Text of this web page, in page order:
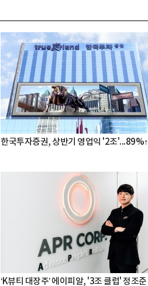
한국투자증권, 상반기 영업익 '2조'...89%↑
‘K뷰티 대장주’ 에이피알, '3조 클럽' 정조준